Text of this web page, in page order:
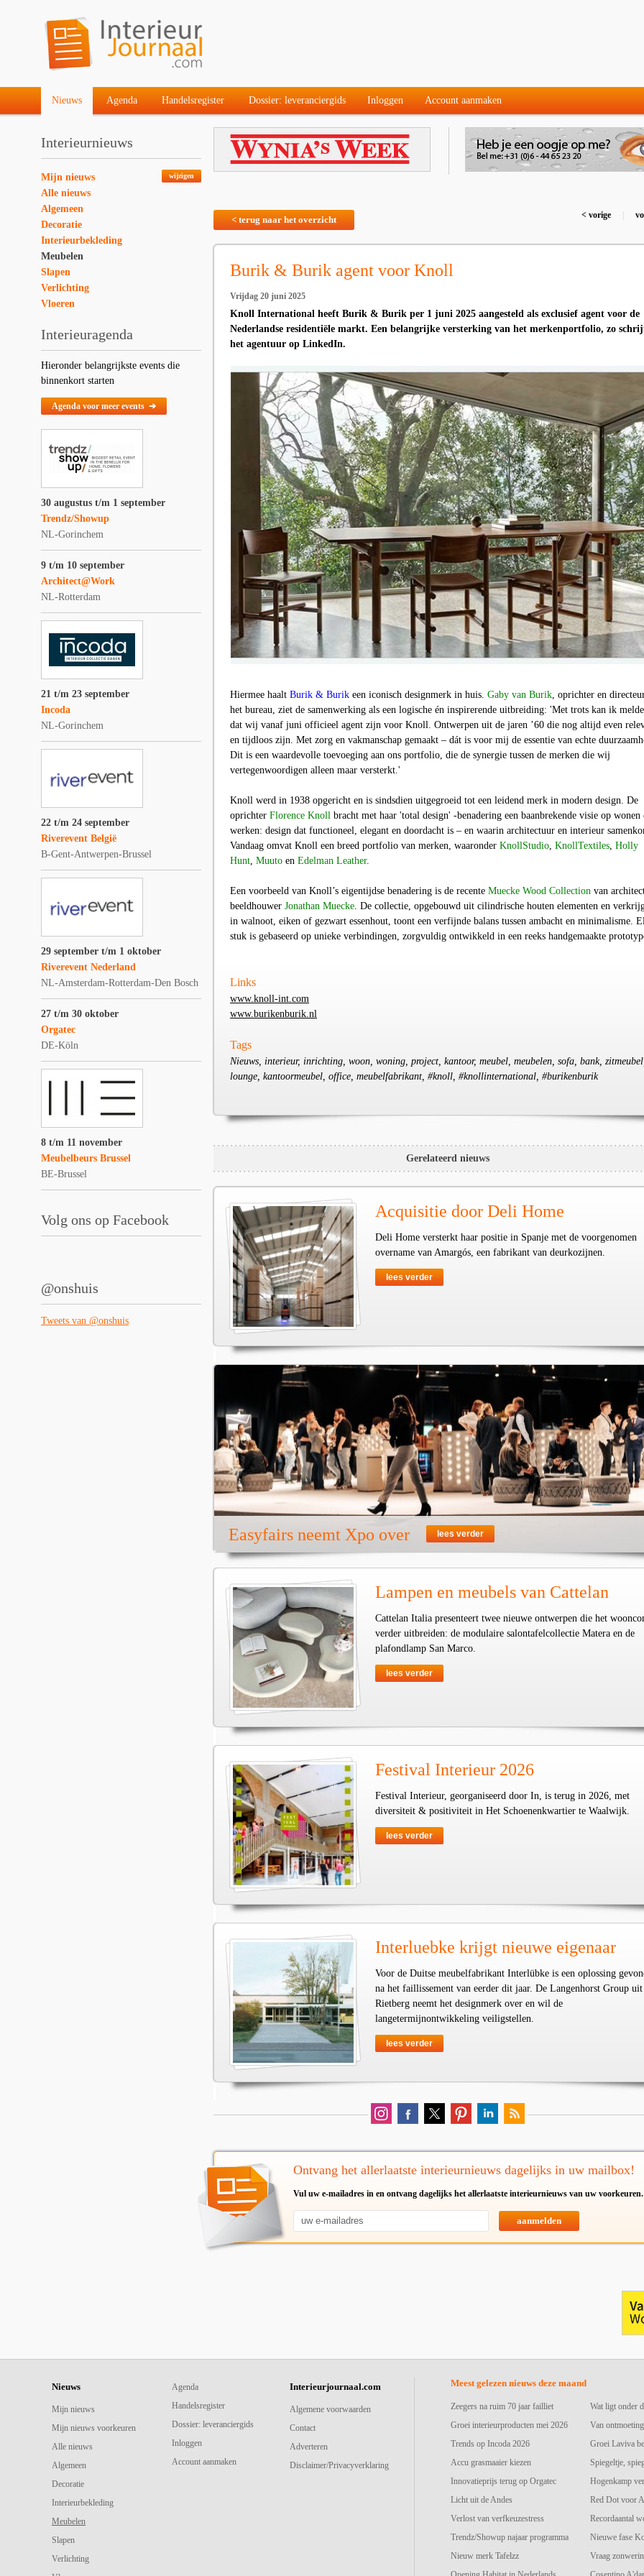
Nieuws Agenda Handelsregister Dossier: leveranciergids Inloggen Account aanmaken
Interieurnieuws
wijzigen
Mijn nieuws
Alle nieuws
Algemeen
Decoratie
Interieurbekleding
Meubelen
Slapen
Verlichting
Vloeren
Interieuragenda
Hieronder belangrijkste events die
binnenkort starten
Agenda voor meer events ➔
30 augustus t/m 1 september
Trendz/Showup
NL-Gorinchem
9 t/m 10 september
Architect@Work
NL-Rotterdam
21 t/m 23 september
Incoda
NL-Gorinchem
22 t/m 24 september
Riverevent België
B-Gent-Antwerpen-Brussel
29 september t/m 1 oktober
Riverevent Nederland
NL-Amsterdam-Rotterdam-Den Bosch
27 t/m 30 oktober
Orgatec
DE-Köln
8 t/m 11 november
Meubelbeurs Brussel
BE-Brussel
Volg ons op Facebook
@onshuis
Tweets van @onshuis
< terug naar het overzicht < vorige
Burik & Burik agent voor Knoll
Vrijdag 20 juni 2025
Knoll International heeft Burik & Burik per 1 juni 2025 aangesteld als exclusief agent voor de
Nederlandse residentiële markt. Een belangrijke versterking van het merkenportfolio, zo
het agentuur op LinkedIn.
Hiermee haalt Burik & Burik een iconisch designmerk in huis. Gaby van Burik, oprichter en
het bureau, ziet de samenwerking als een logische én inspirerende uitbreiding: 'Met trots kan ik
dat wij vanaf juni officieel agent zijn voor Knoll. Ontwerpen uit de jaren ’60 die nog altijd even
en tijdloos zijn. Met zorg en vakmanschap gemaakt – dát is voor mij de essentie van echte
Dit is een waardevolle toevoeging aan ons portfolio, die de synergie tussen de merken die wij
vertegenwoordigen alleen maar versterkt.'
Knoll werd in 1938 opgericht en is sindsdien uitgegroeid tot een leidend merk in modern design. De
oprichter Florence Knoll bracht met haar 'total design' -benadering een baanbrekende visie op wonen
werken: design dat functioneel, elegant en doordacht is – en waarin architectuur en interieur
Vandaag omvat Knoll een breed portfolio van merken, waaronder KnollStudio, KnollTextiles, Holly
Hunt, Muuto en Edelman Leather.
Een voorbeeld van Knoll’s eigentijdse benadering is de recente Muecke Wood Collection van
beeldhouwer Jonathan Muecke. De collectie, opgebouwd uit cilindrische houten elementen en
in walnoot, eiken of gezwart essenhout, toont een verfijnde balans tussen ambacht en minimalisme.
stuk is gebaseerd op unieke verbindingen, zorgvuldig ontwikkeld in een reeks handgemaakte
Links
www.knoll-int.com
www.burikenburik.nl
Tags
Nieuws, interieur, inrichting, woon, woning, project, kantoor, meubel, meubelen, sofa, bank,
lounge, kantoormeubel, office, meubelfabrikant, #knoll, #knollinternational, #burikenburik
Gerelateerd nieuws
Acquisitie door Deli Home
Deli Home versterkt haar positie in Spanje met de voorgenomen
overname van Amargós, een fabrikant van deurkozijnen.
lees verder
Easyfairs neemt Xpo over lees verder
Lampen en meubels van Cattelan
Cattelan Italia presenteert twee nieuwe ontwerpen die het
verder uitbreiden: de modulaire salontafelcollectie Matera en de
plafondlamp San Marco.
lees verder
Festival Interieur 2026
Festival Interieur, georganiseerd door In, is terug in 2026, met
diversiteit & positiviteit in Het Schoenenkwartier te Waalwijk.
lees verder
Interluebke krijgt nieuwe eigenaar
Voor de Duitse meubelfabrikant Interlübke is een oplossing
na het faillissement van eerder dit jaar. De Langenhorst Group uit
Rietberg neemt het designmerk over en wil de
langetermijnontwikkeling veiligstellen.
lees verder
Ontvang het allerlaatste interieurnieuws dagelijks in uw mailbox!
Vul uw e-mailadres in en ontvang dagelijks het allerlaatste interieurnieuws van uw voorkeuren.
aanmelden
Nieuws
Mijn nieuws
Mijn nieuws voorkeuren
Alle nieuws
Algemeen
Decoratie
Interieurbekleding
Meubelen
Slapen
Verlichting
Agenda
Handelsregister
Dossier: leveranciergids
Inloggen
Account aanmaken
Interieurjournaal.com
Algemene voorwaarden
Contact
Adverteren
Disclaimer/Privacyverklaring
Meest gelezen nieuws deze maand
Zeegers na ruim 70 jaar failliet
Groei interieurproducten mei 2026
Trends op Incoda 2026
Accu grasmaaier kiezen
Innovatieprijs terug op Orgatec
Licht uit de Andes
Verlost van verfkeuzestress
Trendz/Showup najaar programma
Nieuw merk Tafelzz
Wat ligt onder
Van
Groei Laviva
Spiegeltje,
Hogenkamp
Red Dot voor
Recordaantal
Nieuwe fase
Vraag